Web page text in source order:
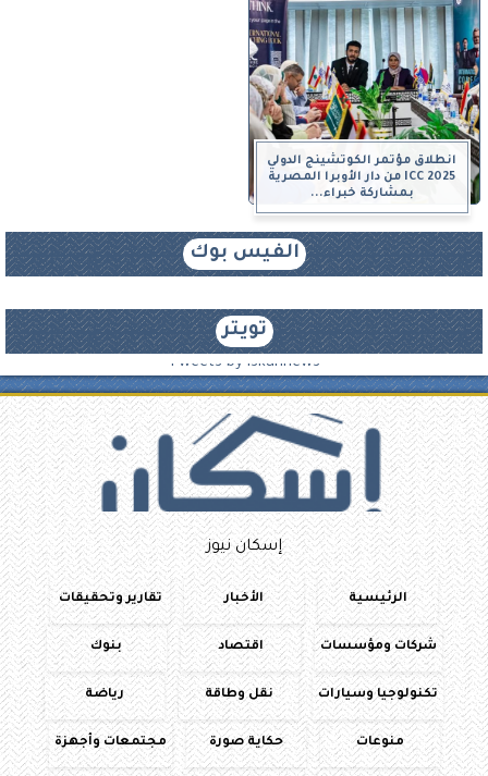
انطلاق مؤتمر الكوتشينج الدولي
ICC 2025 من دار الأوبرا المصرية
بمشاركة خبراء...
الفيس بوك
تويتر
Tweets by iskannews
إسكان نيوز
الرئيسية الأخبار تقارير وتحقيقات
شركات ومؤسسات اقتصاد بنوك
تكنولوجيا وسيارات نقل وطاقة رياضة
منوعات حكاية صورة مجتمعات وأجهزة